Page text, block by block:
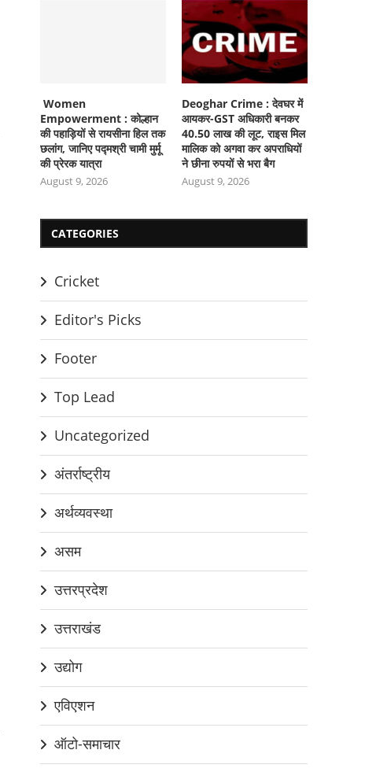
Women
Empowerment : कोल्हान
की पहाड़ियों से रायसीना हिल तक
छलांग, जानिए पद्मश्री चामी मुर्मू
की प्रेरक यात्रा
August 9, 2026
Deoghar Crime : देवघर में
आयकर-GST अधिकारी बनकर
40.50 लाख की लूट, राइस मिल
मालिक को अगवा कर अपराधियों
ने छीना रुपयों से भरा बैग
August 9, 2026
CATEGORIES
Cricket
Editor's Picks
Footer
Top Lead
Uncategorized
अंतर्राष्ट्रीय
अर्थव्यवस्था
असम
उत्तरप्रदेश
उत्तराखंड
उद्योग
एविएशन
ऑटो-समाचार